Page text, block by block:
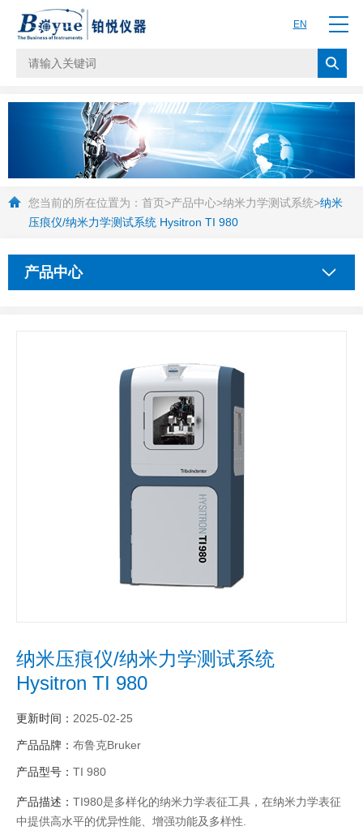
EN
您当前的所在位置为： 首页>产品中心>纳米力学测试系统>纳米
压痕仪/纳米力学测试系统 Hysitron TI 980
产品中心
纳米压痕仪/纳米力学测试系统
Hysitron TI 980
更新时间： 2025-02-25
产品品牌： 布鲁克Bruker
产品型号： TI 980
产品描述： TI980是多样化的纳米力学表征工具，在纳米力学表征
中提供高水平的优异性能、增强功能及多样性.